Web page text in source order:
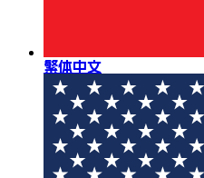
繁体中文